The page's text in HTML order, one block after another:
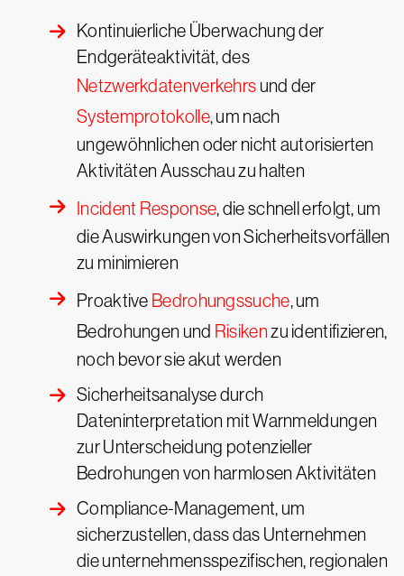
Kontinuierliche Überwachung der
Endgeräteaktivität, des
Netzwerkdatenverkehrs und der
Systemprotokolle, um nach
ungewöhnlichen oder nicht autorisierten
Aktivitäten Ausschau zu halten
Incident Response, die schnell erfolgt, um
die Auswirkungen von Sicherheitsvorfällen
zu minimieren
Proaktive Bedrohungssuche, um
Bedrohungen und Risikenzu identifizieren,
noch bevor sie akut werden
Sicherheitsanalyse durch
Dateninterpretation mit Warnmeldungen
zur Unterscheidung potenzieller
Bedrohungen von harmlosen Aktivitäten
Compliance-Management, um
sicherzustellen, dass das Unternehmen
die unternehmensspezifischen, regionalen